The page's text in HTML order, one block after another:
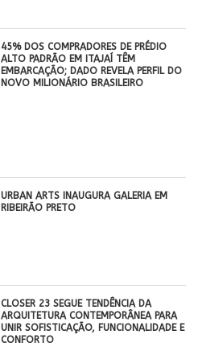
45% DOS COMPRADORES DE PRÉDIO
ALTO PADRÃO EM ITAJAÍ TÊM
EMBARCAÇÃO; DADO REVELA PERFIL DO
NOVO MILIONÁRIO BRASILEIRO
​URBAN ARTS INAUGURA GALERIA EM
RIBEIRÃO PRETO
CLOSER 23 SEGUE TENDÊNCIA DA
ARQUITETURA CONTEMPORÂNEA PARA
UNIR SOFISTICAÇÃO, FUNCIONALIDADE E
CONFORTO